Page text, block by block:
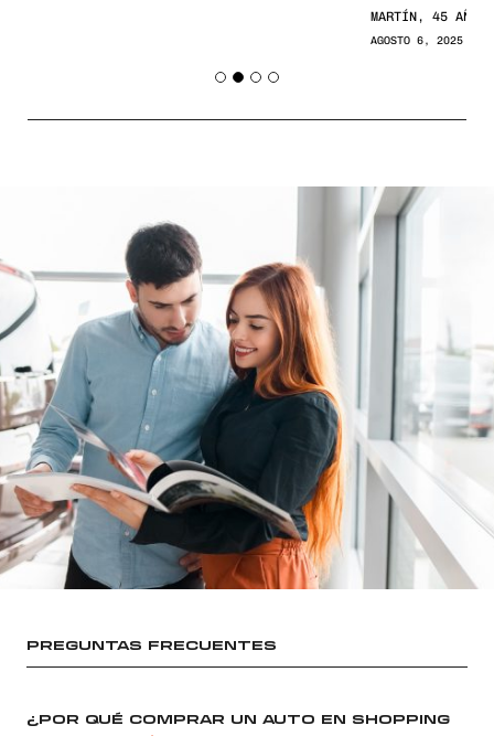
PREGUNTAS FRECUENTES
¿POR QUÉ COMPRAR UN AUTO EN SHOPPING